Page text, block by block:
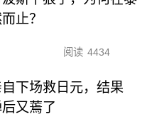
止？
阅读 4434
下场救日元，结果
又蔫了